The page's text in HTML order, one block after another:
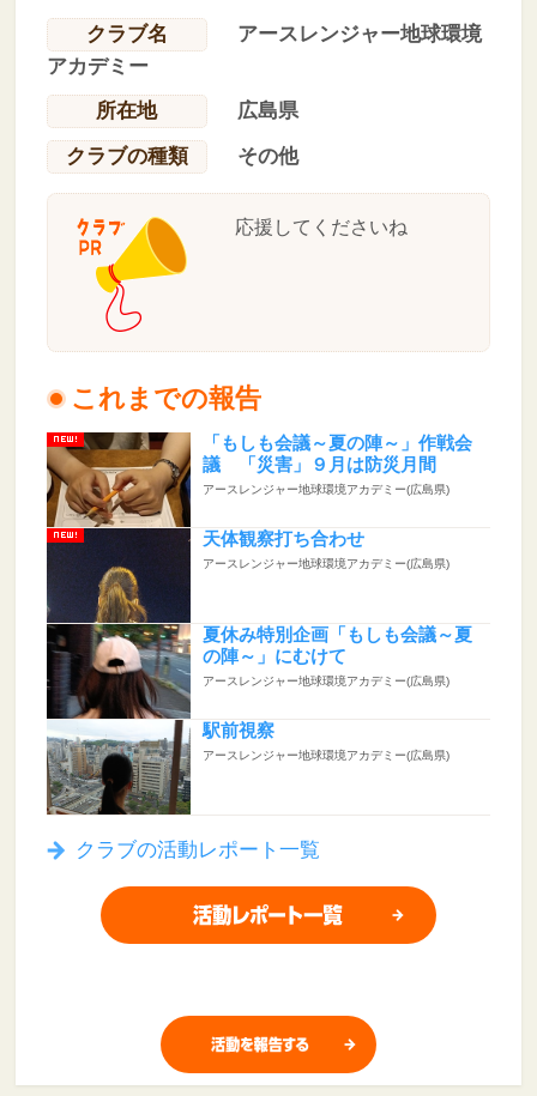
クラブ名
アースレンジャー地球環境
アカデミー
所在地
広島県
クラブの種類
その他
応援してくださいね
これまでの報告
「もしも会議～夏の陣～」作戦会
議 「災害」９月は防災月間
アースレンジャー地球環境アカデミー(広島県)
天体観察打ち合わせ
アースレンジャー地球環境アカデミー(広島県)
夏休み特別企画「もしも会議～夏
の陣～」にむけて
アースレンジャー地球環境アカデミー(広島県)
駅前視察
アースレンジャー地球環境アカデミー(広島県)
クラブの活動レポート一覧